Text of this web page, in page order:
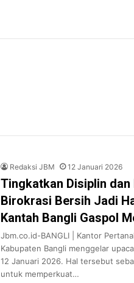
Redaksi JBM 12 Januari 2026
Tingkatkan Disiplin dan
Birokrasi Bersih Jadi
Kantah Bangli Gaspol
Jbm.co.id-BANGLI | Kantor
Kabupaten Bangli menggelar
12 Januari 2026. Hal tersebut
untuk memperkuat…